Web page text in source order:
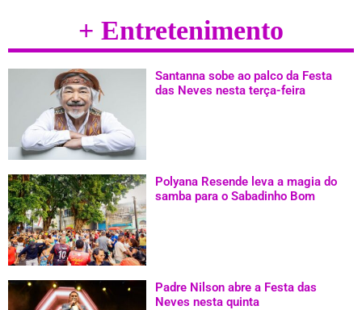
+ Entretenimento
Santanna sobe ao palco da Festa
das Neves nesta terça-feira
Polyana Resende leva a magia do
samba para o Sabadinho Bom
Padre Nilson abre a Festa das
Neves nesta quinta